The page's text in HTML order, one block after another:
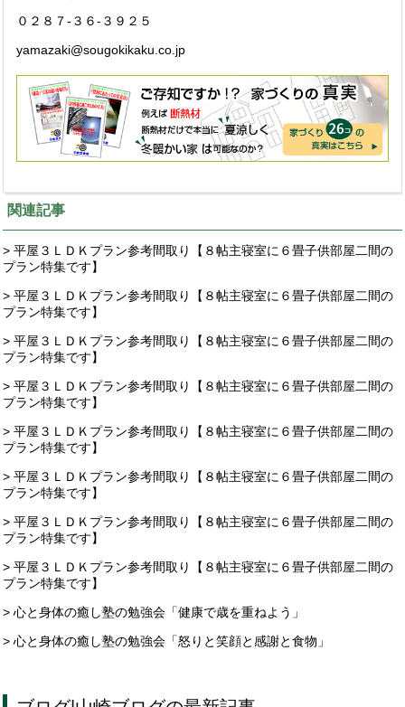
０２８７-３６-３９２５
yamazaki@sougokikaku.co.jp
関連記事
> 平屋３ＬＤＫプラン参考間取り【８帖主寝室に６畳子供部屋二間の
プラン特集です】
> 平屋３ＬＤＫプラン参考間取り【８帖主寝室に６畳子供部屋二間の
プラン特集です】
> 平屋３ＬＤＫプラン参考間取り【８帖主寝室に６畳子供部屋二間の
プラン特集です】
> 平屋３ＬＤＫプラン参考間取り【８帖主寝室に６畳子供部屋二間の
プラン特集です】
> 平屋３ＬＤＫプラン参考間取り【８帖主寝室に６畳子供部屋二間の
プラン特集です】
> 平屋３ＬＤＫプラン参考間取り【８帖主寝室に６畳子供部屋二間の
プラン特集です】
> 平屋３ＬＤＫプラン参考間取り【８帖主寝室に６畳子供部屋二間の
プラン特集です】
> 平屋３ＬＤＫプラン参考間取り【８帖主寝室に６畳子供部屋二間の
プラン特集です】
> 心と身体の癒し塾の勉強会「健康で歳を重ねよう」
> 心と身体の癒し塾の勉強会「怒りと笑顔と感謝と食物」